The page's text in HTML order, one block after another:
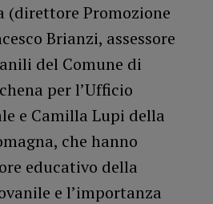
(direttore Promozione
Brianzi, assessore
del Comune di
per l’Ufficio
e Camilla Lupi della
che hanno
educativo della
e l’importanza